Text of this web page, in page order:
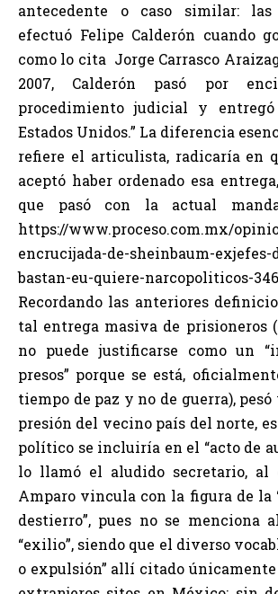
antecedente o caso similar: las
efectuó Felipe Calderón cuando
como lo cita Jorge Carrasco
2007, Calderón pasó por
procedimiento judicial y entregó
Estados Unidos.” La diferencia
refiere el articulista, radicaría en
aceptó haber ordenado esa
que pasó con la actual
https://www.proceso.com.mx/
encrucijada-de-sheinbaum-exjefes-
bastan-eu-quiere-narcopoliticos-
Recordando las anteriores
tal entrega masiva de prisioneros
no puede justificarse como un
presos” porque se está,
tiempo de paz y no de guerra),
presión del vecino país del norte,
político se incluiría en el “acto de
lo llamó el aludido secretario, al
Amparo vincula con la figura de la
destierro”, pues no se menciona
“exilio”, siendo que el diverso
o expulsión” allí citado